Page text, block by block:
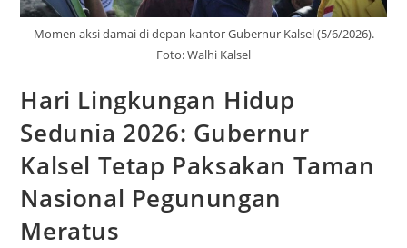
Momen aksi damai di depan kantor Gubernur Kalsel (5/6/2026).
Foto: Walhi Kalsel
Hari Lingkungan Hidup
Sedunia 2026: Gubernur
Kalsel Tetap Paksakan Taman
Nasional Pegunungan
Meratus